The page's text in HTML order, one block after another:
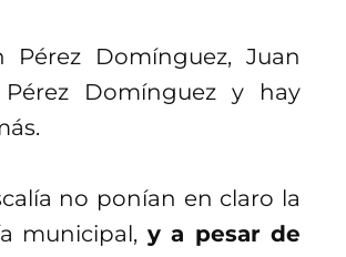
Domínguez, Juan
Pérez Domínguez y hay
no ponían en claro la
municipal, y a pesar de